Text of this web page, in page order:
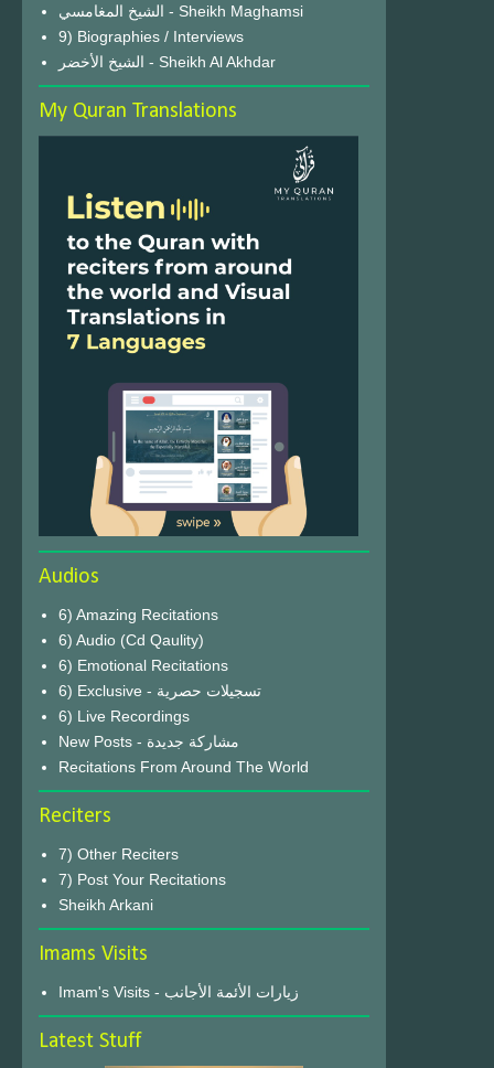
الشيخ المغامسي - Sheikh Maghamsi
9) Biographies / Interviews
الشيخ الأخضر - Sheikh Al Akhdar
My Quran Translations
Audios
6) Amazing Recitations
6) Audio (Cd Qaulity)
6) Emotional Recitations
6) Exclusive - تسجيلات حصرية
6) Live Recordings
New Posts - مشاركة جديدة
Recitations From Around The World
Reciters
7) Other Reciters
7) Post Your Recitations
Sheikh Arkani
Imams Visits
Imam's Visits - زيارات الأئمة الأجانب
Latest Stuff